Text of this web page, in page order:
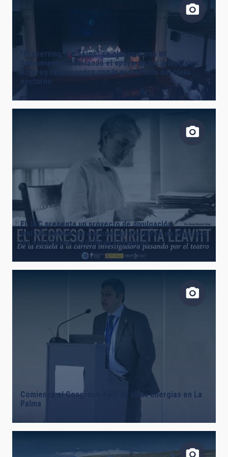
"Preserving the Skies" se clausura con un
llamamiento solicitando el apoyo de los principales
actores relacionados con la protección del cielo
nocturno
EL IAC presenta un proyecto de divulgación
multidisciplinar para promover el interés en niñas por
las vocaciones científicas y técnicas
Comienza el Congreso AMS de altas energías en La
Palma